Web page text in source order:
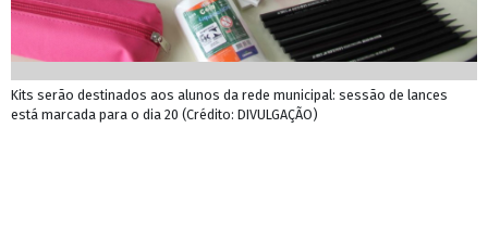
Kits serão destinados aos alunos da rede municipal: sessão de lances
está marcada para o dia 20 (Crédito: DIVULGAÇÃO)